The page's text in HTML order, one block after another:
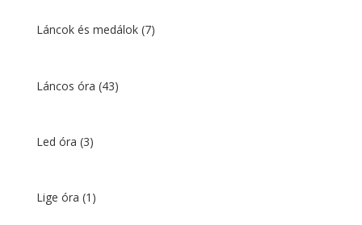
Láncok és medálok (7)
Láncos óra (43)
Led óra (3)
Lige óra (1)